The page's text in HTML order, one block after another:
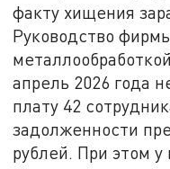
факту хищения
Руководство
апрель 2026 года
плату 42
задолженности
рублей. При этом